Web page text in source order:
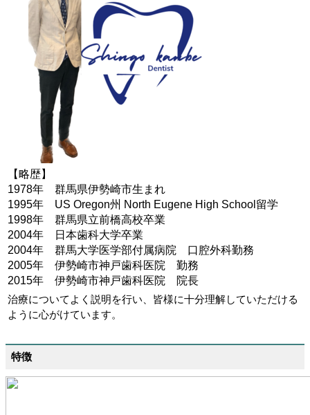
【略歴】
1978年 群馬県伊勢崎市生まれ
1995年 US Oregon州 North Eugene High School留学
1998年 群馬県立前橋高校卒業
2004年 日本歯科大学卒業
2004年 群馬大学医学部付属病院 口腔外科勤務
2005年 伊勢崎市神戸歯科医院 勤務
2015年 伊勢崎市神戸歯科医院 院長
治療についてよく説明を行い、皆様に十分理解していただける
ように心がけています。
特徴